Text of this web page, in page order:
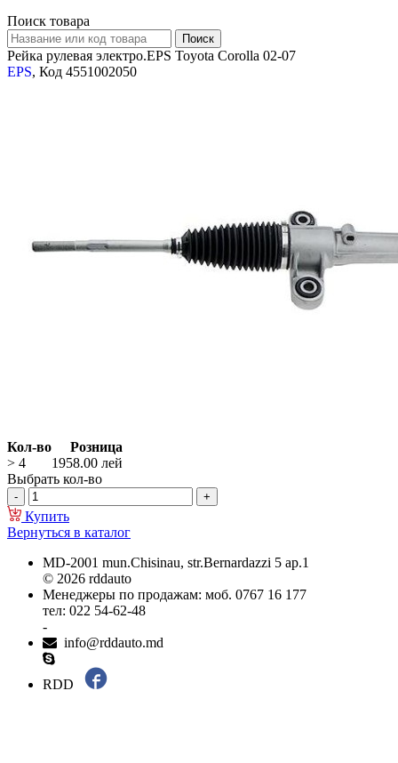
Поиск товара
Рейка рулевая электро.EPS Toyota Corolla 02-07
EPS, Код 4551002050
Кол-во
Розница
> 4
1958.00 лей
Выбрать кол-во
Купить
Вернуться в каталог
MD-2001 mun.Chisinau, str.Bernardazzi 5 ap.1
© 2026 rddauto
Менеджеры по продажам: моб. 0767 16 177
тел: 022 54-62-48
-
info@rddauto.md
RDD